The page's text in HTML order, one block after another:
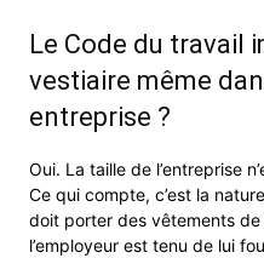
Le Code du travail
vestiaire même
entreprise ?
Oui. La taille de l’entreprise
Ce qui compte, c’est la
doit porter des vêtements
l’employeur est tenu de lui